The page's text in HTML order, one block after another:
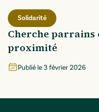
Solidarité
Cherche parrains
proximité
Publié le3 février 2026